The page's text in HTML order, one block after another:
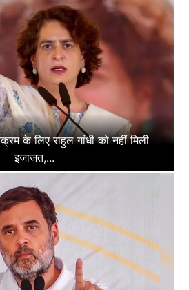
के लिए राहुल गांधी को नहीं मिली
इजाजत,...